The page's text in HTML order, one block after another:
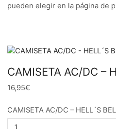
pueden elegir en la página de
CAMISETA AC/DC –
16,95€
CAMISETA AC/DC – HELL´S